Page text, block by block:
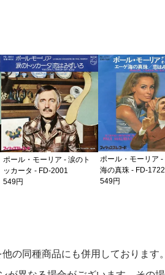
ポール・モーリア - 涙のト
ッカータ - FD-2001
549円
ポール・モーリア -
海の真珠 - FD-1722
549円
項
の同種商品にも併用しております